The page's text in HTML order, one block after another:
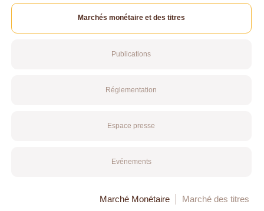
Marchés monétaire et des titres
Publications
Réglementation
Espace presse
Evénements
Marché Monétaire Marché des titres